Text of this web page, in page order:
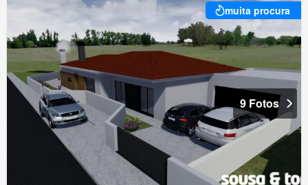
muita procura
9 Fotos